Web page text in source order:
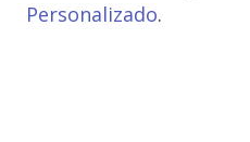
Personalizado.